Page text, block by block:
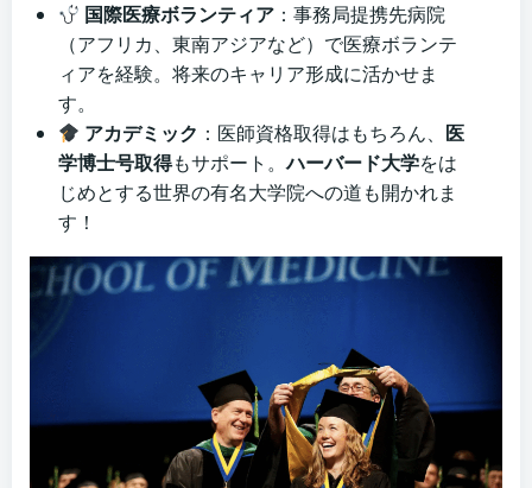
国際医療ボランティア ：事務局提携先病院
（アフリカ、東南アジアなど）で医療ボランテ
ィアを経験。将来のキャリア形成に活かせま
す。
アカデミック ：医師資格取得はもちろん、 医
学博士号取得もサポート。ハーバード大学をは
じめとする世界の有名大学院への道も開かれま
す！